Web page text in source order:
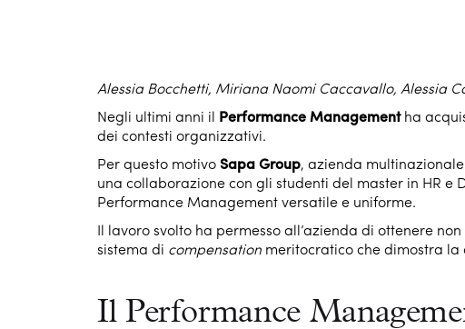
Alessia Bocchetti, Miriana Naomi Caccavallo, Alessia
Negli ultimi anni il
Performance Managementha
dei contesti organizzativi.
Per questo motivo Sapa Group, azienda
una collaborazione con gli studenti del master in HR e
Performance Management versatile e uniforme.
Il lavoro svolto ha permesso all’azienda di ottenere
sistema di compensation meritocratico che dimostra la
Il Performance